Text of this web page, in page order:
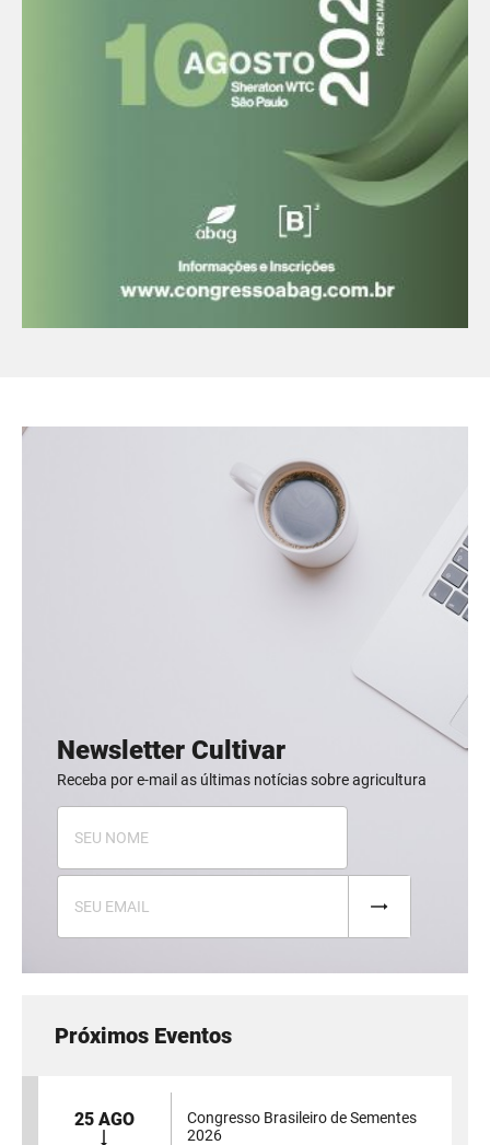
Newsletter Cultivar
Receba por e-mail as últimas notícias sobre agricultura
Próximos Eventos
25 AGO
Congresso Brasileiro de Sementes
2026